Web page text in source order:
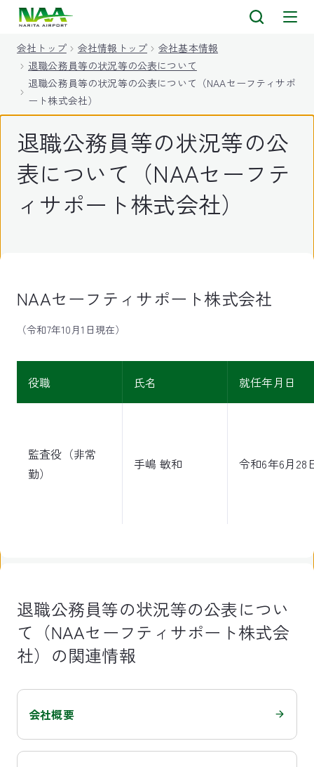
会社トップ 会社情報トップ
会社基本情報
退職公務員等の状況等の公表について
退職公務員等の状況等の公表について（NAAセーフティサポ
ート株式会社）
退職公務員等の状況等の公
表について（NAAセーフテ
ィサポート株式会社）
NAAセーフティサポート株式会社
（令和7年10月1日現在）
役職 氏名 就任年月日
監査役（非常
勤）
手嶋 敏和 令和6年6月28
退職公務員等の状況等の公表につい
て（NAAセーフティサポート株式会
社）の関連情報
会社概要